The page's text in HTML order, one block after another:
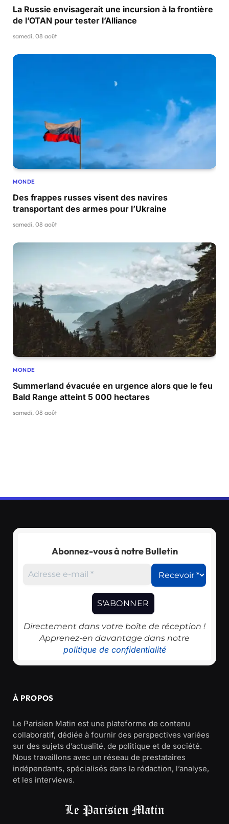
La Russie envisagerait une incursion à la frontière
de l’OTAN pour tester l’Alliance
samedi, 08 août
MONDE
Des frappes russes visent des navires
transportant des armes pour l’Ukraine
samedi, 08 août
MONDE
Summerland évacuée en urgence alors que le feu
Bald Range atteint 5 000 hectares
samedi, 08 août
Abonnez-vous à notre Bulletin
Directement dans votre boîte de réception !
Apprenez-en davantage dans notre
politique de confidentialité
À PROPOS
Le Parisien Matin est une plateforme de contenu
collaboratif, dédiée à fournir des perspectives variées
sur des sujets d’actualité, de politique et de société.
Nous travaillons avec un réseau de prestataires
indépendants, spécialisés dans la rédaction, l’analyse,
et les interviews.